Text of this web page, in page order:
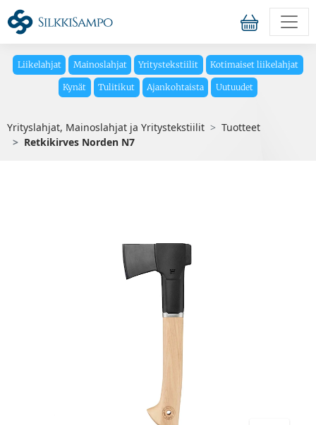
Liikelahjat Mainoslahjat Yritystekstiilit Kotimaiset liikelahjat
Kynät Tulitikut Ajankohtaista Uutuudet
Yrityslahjat, Mainoslahjat ja Yritystekstiilit
Tuotteet
Retkikirves Norden N7